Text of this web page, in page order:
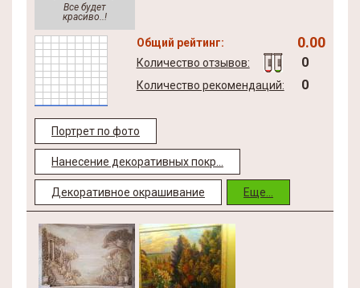
Все будет
красиво..!
Общий рейтинг: 0.00
Количество отзывов: 0
Количество рекомендаций: 0
Портрет по фото
Нанесение декоративных покр...
Декоративное окрашивание Еще...